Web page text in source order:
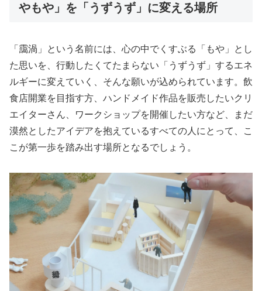
やもや」を「うずうず」に変える場所
「靄渦」という名前には、心の中でくすぶる「もや」とし
た思いを、行動したくてたまらない「うずうず」するエネ
ルギーに変えていく、そんな願いが込められています。飲
食店開業を目指す方、ハンドメイド作品を販売したいクリ
エイターさん、ワークショップを開催したい方など、まだ
漠然としたアイデアを抱えているすべての人にとって、こ
こが第一歩を踏み出す場所となるでしょう。